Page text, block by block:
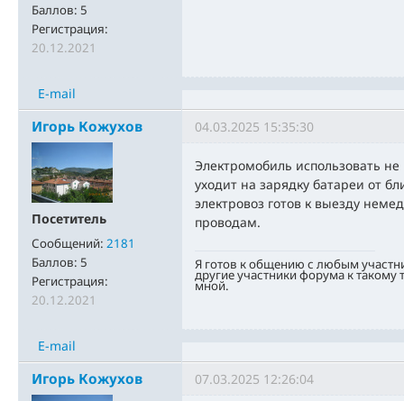
Баллов: 5
Регистрация:
20.12.2021
E-mail
Игорь Кожухов
Посетитель
Сообщений: 2181
Баллов: 5
Регистрация:
20.12.2021
04.03.2025 15:35:30
Электромобиль использовать
уходит на зарядку батареи от
электровоз готов к выезду
проводам.
Я готов к общению с любым
другие участники форума к
мной.
E-mail
Игорь Кожухов 07.03.2025 12:26:04